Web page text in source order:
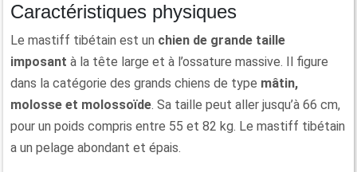
Caractéristiques physiques
Le mastiff tibétain est un chien de grande taille
imposant à la tête large et à l’ossature massive. Il figure
dans la catégorie des grands chiens de type mâtin,
molosse et molossoïde. Sa taille peut aller jusqu’à 66 cm,
pour un poids compris entre 55 et 82 kg. Le mastiff tibétain
a un pelage abondant et épais.